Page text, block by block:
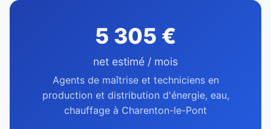
5 305 €
net estimé / mois
Agents de maîtrise et techniciens en
production et distribution d'énergie, eau,
chauffage à Charenton-le-Pont